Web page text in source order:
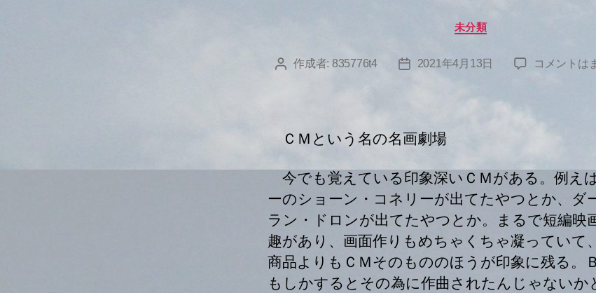
カ
テ
リ
未分類
投
作成者: 835776t4
投
2021年4月13日
へ
コメントは
ＣＭという名の名画劇場
今でも覚えている印象深いＣＭがある。例え
ーのショーン・コネリーが出てたやつとか、ダ
ラン・ドロンが出てたやつとか。まるで短編映
趣があり、画面作りもめちゃくちゃ凝っていて
商品よりもＣＭそのもののほうが印象に残る。
もしかするとその為に作曲されたんじゃないか